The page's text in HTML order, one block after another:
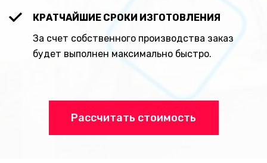
КРАТЧАЙШИЕ СРОКИ ИЗГОТОВЛЕНИЯ
За счет собственного производства заказ
будет выполнен максимально быстро.
Рассчитать стоимость